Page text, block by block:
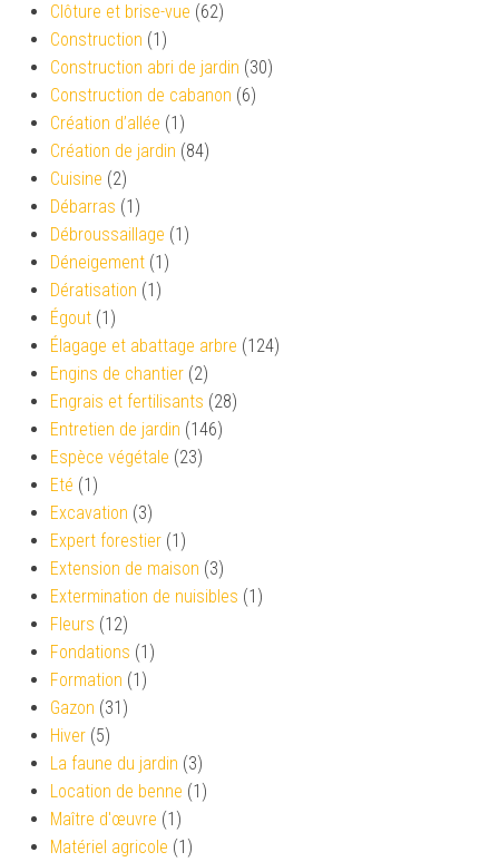
Clôture et brise-vue (62)
Construction (1)
Construction abri de jardin (30)
Construction de cabanon (6)
Création d’allée (1)
Création de jardin (84)
Cuisine (2)
Débarras (1)
Débroussaillage (1)
Déneigement (1)
Dératisation (1)
Égout (1)
Élagage et abattage arbre (124)
Engins de chantier (2)
Engrais et fertilisants (28)
Entretien de jardin (146)
Espèce végétale (23)
Eté (1)
Excavation (3)
Expert forestier (1)
Extension de maison (3)
Extermination de nuisibles (1)
Fleurs (12)
Fondations (1)
Formation (1)
Gazon (31)
Hiver (5)
La faune du jardin (3)
Location de benne (1)
Maître d'œuvre (1)
Matériel agricole (1)